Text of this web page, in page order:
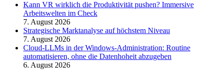
Kann VR wirklich die Produktivität pushen? Immersive
Arbeitswelten im Check
7. August 2026
Strategische Marktanalyse auf höchstem Niveau
7. August 2026
Cloud-LLMs in der Windows-Administration: Routine
automatisieren, ohne die Datenhoheit abzugeben
6. August 2026